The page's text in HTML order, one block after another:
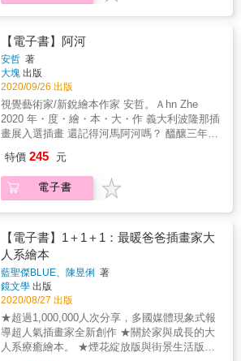
天，他們真的按照食譜做了滷肉飯和滷雞腿。
點甜的滷肉飯，是桌上最特別的一道。」——
〈滷肉飯〉「當我們走出展覽館，夕陽照在每
個人臉上，光影投射在草叢，漂浮成一條一條
的魚。再過不久，最後一次Open Studio結束之
後，我們就會道別，各奔前程。我發現我愛上
這裡的顏色，也是屬於新墨西哥州特有的顏
色。」——〈帳篷岩〉「我經常在路上看見不
式。」——〈分隔島上的旅人〉「『我真的要
走了。』我一直非常喜歡這句話，帶著一點冒
險，迎接對自我的未知期許。相信未來某天，
當我無意間翻到一段曾經在聖塔菲的移動，都
〈說再見，之後〉
戰。所有人在創作中都會遇到困難，然後就得
想辦法解決，找到一個簡單的方法去完成，而
不是用更複雜的方式去難上加難。 最簡單的方
式就會是最好的方式。 &mdash;&mdash;〈繪
本化繁入簡的實作〉（摘自第5章：結構與節
奏） 創作是自己給自己的挑戰，一定都是挑困
難的來做，因此瓶頸隨時都有。 在《星空》整
本書完成後來看，這是個通俗流暢的故事。但
實際上畫面與故事的創造過程是不斷難產的，
很難去解釋這看似簡單的故事為什麼卡這麼
久。只有夾在其中創作的人，才能體會那種被
整得死去活來的感覺。 創作是，自己做得再痛
苦，卻讓讀的人讀得理所當然，一切痛苦只有
創作者自己知道，不能讓讀者看到苦，一旦看
到，就不順了。 &mdash;&mdash;〈一切痛苦
《星空》） 真實的人生，不像電影那般輕易地
可以理出主線脈絡，也不像繪本這般可以清楚
看到結構，各種創作都是我們試圖理解混沌的
人生而強加組織的。 所有的創作只能試著暗
示。是不是我找到答案了？是不是我可以釋懷
了？只能暗示，只能象徵，繪本便是象徵與暗
示的創作。 人生沒有答案，謎語最後的意義似
乎是解謎的過程，而非答案。創作面對人生巨
大的謎語，只能叩問，只能感受，再在作品裡
兒、爺爺和小推車吹上天了，爺孫合力認真守
著小車，爺爺一邊緊顧著星兒，最終大風終於
過去了，滿車的草飛散，只留一棵小草。 深邃
的墨色天光、 閃爍的寶石星空、 軟甜的青草
香、 霧色的河堤&hellip;&hellip; 《大風》以一
棵小草倒敘牽引出男孩星兒對爺爺濃厚深摯的
親情。星兒的爸爸早逝，家裡只剩下媽媽爺爺
孫子三人相依為命，爺爺對他來說是如同父親
一樣的存在，他既崇拜又尊敬爺爺。爺爺臨終
前堅持尋回的那株小草，是他與孫子最寶貝的
回憶象徵。在那片方圓千畝的荒草甸子，美好
墨綠的天色、涼爽的秋夜、乾燥柔軟的草堆，
都是星兒與爺爺珍藏如珠的童年念想。 莫言擅
長描繪大自然的寬闊氣魄與爽颯的人物姿態，
插畫家李憶婷合作，從沉靜的河堤草原之景，
大風欲來的緊張感，再到風勢強勁人草魚滿天
飛的刺激場面，運鏡精彩流暢，讓整部故事生
動十足，有如看一場紙上的小小動畫，是一本
適合親子或祖孫共讀的暖心之書。 ∥夢幻場景
節錄∥ 「夜宿的鳥兒從草叢中飛起來，在半空
中嘹亮地叫著。田野頃刻變得生氣勃勃。十幾
隻百靈在草甸子上空盤旋著鳴囀。禿尾巴鵪鶉
在草叢中『哞&mdash;&mdash;哞
以一隻寵物刺蝟的角度去觀看自己罹患憂鬱症
的主人， 描述一段人與寵物的關係是如何珍貴
且別具意義。 & 下雨了，我可以幫麻麻撐傘，
雖然， 我好像不小心把雨傘刺破了！ 但是我還
是可以和麻麻喝下午茶， 就在美麗的街道旁。
【電子書】阿河
安哲 著
大塊 出版
2020/09/26 出版
視覺藝術家/新銳繪本作家 安哲。Ａhn Zhe
2020 年・度・繪・本・大・作 義大利波隆那插
畫展入選插畫 還記得河馬阿河嗎？ 醞釀三年，
河馬阿河為主題的五張插畫，2018年入選號稱
「插畫界的奧斯卡」的義大利波隆那插畫展
（Bologna Illustrators Exhibition），本書即是
他想像有一個男孩陪他到處去冒險，他們會一
起悠閒地泡在水池裡，一起閱讀喜歡的書，小
男孩還會幫阿河畫肖像畫。夜晚，他們會沉睡
在有很多星星的寧靜森林裡。有一天，他們看
見遠方有一顆繩子纏繞在樹梢的紅氣球，他們
決定將紅氣球放飛天際。就在此刻，他們共同
擁有了飛向天空的新計畫⋯⋯ 本書描繪一隻渴
望離開動物園的河馬「阿河」，與一個天真活
潑可愛的男孩一起到未知的地方探險的故事。
特價 245 元
電子書
【電子書】1＋1＋1：最暖爸爸插畫家大
人系繪本
藍聖傑BLUE、陳昱俐 著
鏡文學 出版
2020/08/27 出版
★超過1,000,000人次分享，多國媒體現象式報
導超人氣插畫家全新創作 ★關於家與成長的大
人系療癒繪本。 ★煙花綻放版與街景生活版兩